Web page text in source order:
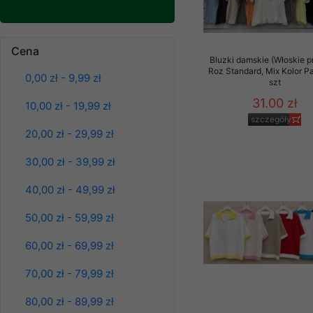
Cena
0,00 zł - 9,99 zł
10,00 zł - 19,99 zł
20,00 zł - 29,99 zł
30,00 zł - 39,99 zł
40,00 zł - 49,99 zł
50,00 zł - 59,99 zł
60,00 zł - 69,99 zł
70,00 zł - 79,99 zł
80,00 zł - 89,99 zł
szczegóły
Bluzy damskie Roz
Bluzki damskie (Włoskie
Roz Standard, Mix Kolor
szt
31.00 zł
szczegóły
Klientów zezwolenia
ochronie danych
serwerach
pracownicy Sklepu.
Każdy Klient, który
ich weryfikacji,
Sklep nie
Nasz Sklep
przez nasz serwer i
jego indywidualnych
opcję przyjmowania
może wpłynąć na
Klienta przechowują